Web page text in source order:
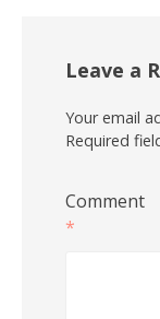
Leave a
Your email
Required
Comment
*